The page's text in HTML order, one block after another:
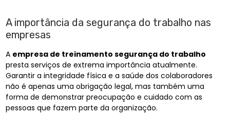
A importância da segurança do trabalho nas
empresas
A empresa de treinamento segurança do trabalho
presta serviços de extrema importância atualmente.
Garantir a integridade física e a saúde dos colaboradores
não é apenas uma obrigação legal, mas também uma
forma de demonstrar preocupação e cuidado com as
pessoas que fazem parte da organização.